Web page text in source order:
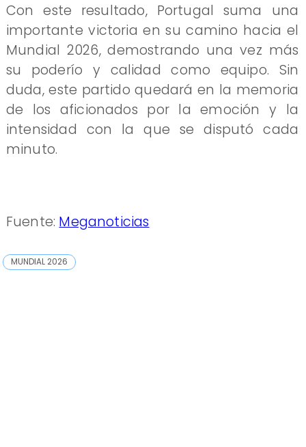
Con este resultado, Portugal suma una
importante victoria en su camino hacia el
Mundial 2026, demostrando una vez más
su poderío y calidad como equipo. Sin
duda, este partido quedará en la memoria
de los aficionados por la emoción y la
intensidad con la que se disputó cada
minuto.
Fuente: Meganoticias
MUNDIAL 2026